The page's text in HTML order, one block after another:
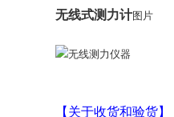
无线式测力计图片
【关于收货和验货】